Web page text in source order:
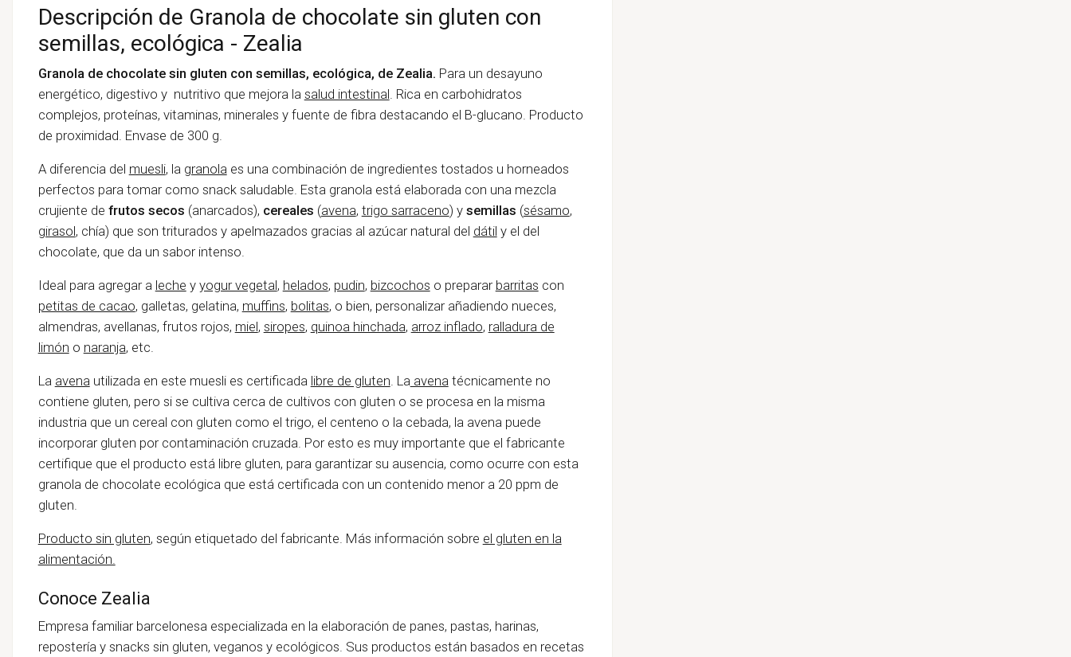
Descripción de Granola de chocolate sin gluten con
semillas, ecológica - Zealia
Granola de chocolate sin gluten con semillas, ecológica, de Zealia. Para un desayuno
energético, digestivo y nutritivo que mejora la salud intestinal . Rica en carbohidratos
complejos, proteínas, vitaminas, minerales y fuente de fibra destacando el B-glucano. Producto
de proximidad. Envase de 300 g.
A diferencia del muesli, la granola es una combinación de ingredientes tostados u horneados
perfectos para tomar como snack saludable. Esta granola está elaborada con una mezcla
crujiente de frutos secos (anarcados), cereales (avena, trigo sarraceno) y semillas (sésamo,
girasol, chía) que son triturados y apelmazados gracias al azúcar natural del dátil y el del
chocolate, que da un sabor intenso.
Ideal para agregar a leche y yogur vegetal, helados, pudin, bizcochos o preparar barritas con
petitas de cacao, galletas, gelatina, muffins, bolitas, o bien, personalizar añadiendo nueces,
almendras, avellanas, frutos rojos, miel, siropes, quinoa hinchada, arroz inflado, ralladura de
limón o naranja, etc.
La avena utilizada en este muesli es certificada libre de gluten . La avena técnicamente no
contiene gluten, pero si se cultiva cerca de cultivos con gluten o se procesa en la misma
industria que un cereal con gluten como el trigo, el centeno o la cebada, la avena puede
incorporar gluten por contaminación cruzada. Por esto es muy importante que el fabricante
certifique que el producto está libre gluten, para garantizar su ausencia, como ocurre con esta
granola de chocolate ecológica que está certificada con un contenido menor a 20 ppm de
gluten.
Producto sin gluten, según etiquetado del fabricante. Más información sobre el gluten en la
alimentación.
Conoce Zealia
Empresa familiar barcelonesa especializada en la elaboración de panes, pastas, harinas,
repostería y snacks sin gluten, veganos y ecológicos. Sus productos están basados en recetas